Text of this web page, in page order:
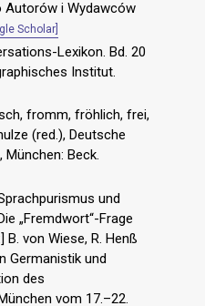
Autorów i Wydawców
Scholar]
Lexikon. Bd. 20
Institut.
fromm, fröhlich, frei,
(red.), Deutsche
München: Beck.
und
„Fremdwort“-Frage
von Wiese, R. Henß
Germanistik und
des
vom 17.–22.